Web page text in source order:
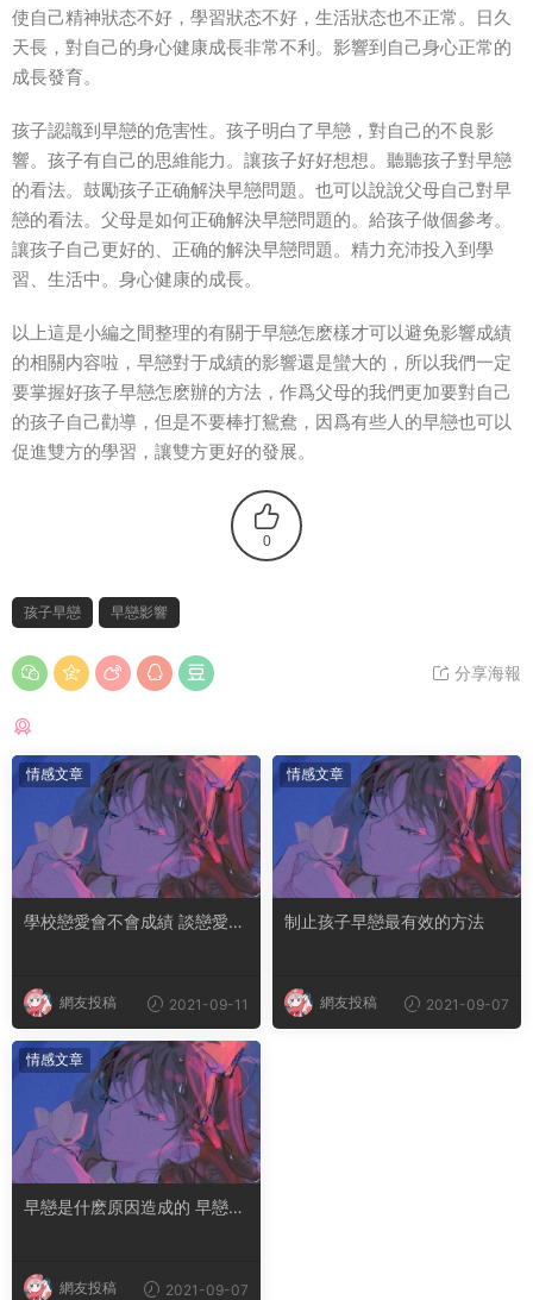
使自己精神狀态不好，學習狀态不好，生活狀态也不正常。日久
天長，對自己的身心健康成長非常不利。影響到自己身心正常的
成長發育。
孩子認識到早戀的危害性。孩子明白了早戀，對自己的不良影
響。孩子有自己的思維能力。讓孩子好好想想。聽聽孩子對早戀
的看法。鼓勵孩子正确解決早戀問題。也可以說說父母自己對早
戀的看法。父母是如何正确解決早戀問題的。給孩子做個參考。
讓孩子自己更好的、正确的解決早戀問題。精力充沛投入到學
習、生活中。身心健康的成長。
以上這是小編之間整理的有關于早戀怎麽樣才可以避免影響成績
的相關内容啦，早戀對于成績的影響還是蠻大的，所以我們一定
要掌握好孩子早戀怎麽辦的方法，作爲父母的我們更加要對自己
的孩子自己勸導，但是不要棒打鴛鴦，因爲有些人的早戀也可以
促進雙方的學習，讓雙方更好的發展。
0
孩子早戀 早戀影響
分享海報
情感文章
學校戀愛會不會成績 談戀愛會
網友投稿 2021-09-11
情感文章
制止孩子早戀最有效的方法
網友投稿 2021-09-07
情感文章
早戀是什麽原因造成的 早戀的
網友投稿 2021-09-07